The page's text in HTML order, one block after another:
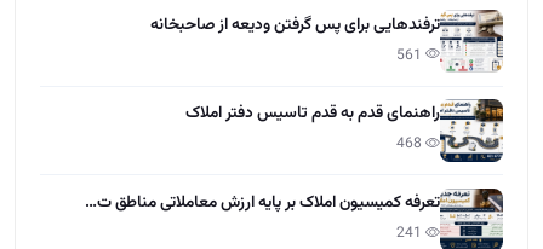
ترفندهایی برای پس گرفتن ودیعه از صاحبخانه
راهنمای قدم به قدم تاسیس دفتر املاک
تعرفه کمیسیون املاک بر پایه ارزش معاملاتی مناطق ت…